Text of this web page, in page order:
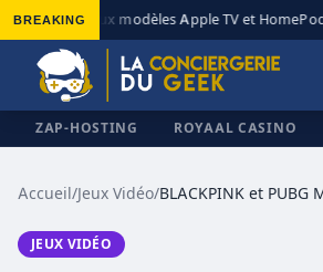
BREAKING
◆ Nouveaux modèles Apple TV et HomePod
ZAP-HOSTING ROYAAL CASINO
Accueil/Jeux Vidéo/
JEUX VIDÉO